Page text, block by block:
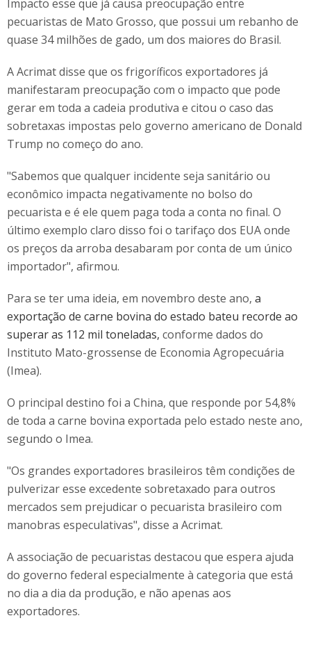
Impacto esse que já causa preocupação entre
pecuaristas de Mato Grosso, que possui um rebanho de
quase 34 milhões de gado, um dos maiores do Brasil.
A Acrimat disse que os frigoríficos exportadores já
manifestaram preocupação com o impacto que pode
gerar em toda a cadeia produtiva e citou o caso das
sobretaxas impostas pelo governo americano de Donald
Trump no começo do ano.
"Sabemos que qualquer incidente seja sanitário ou
econômico impacta negativamente no bolso do
pecuarista e é ele quem paga toda a conta no final. O
último exemplo claro disso foi o tarifaço dos EUA onde
os preços da arroba desabaram por conta de um único
importador", afirmou.
Para se ter uma ideia, em novembro deste ano, a
exportação de carne bovina do estado bateu recorde ao
superar as 112 mil toneladas, conforme dados do
Instituto Mato-grossense de Economia Agropecuária
(Imea).
O principal destino foi a China, que responde por 54,8%
de toda a carne bovina exportada pelo estado neste ano,
segundo o Imea.
"Os grandes exportadores brasileiros têm condições de
pulverizar esse excedente sobretaxado para outros
mercados sem prejudicar o pecuarista brasileiro com
manobras especulativas", disse a Acrimat.
A associação de pecuaristas destacou que espera ajuda
do governo federal especialmente à categoria que está
no dia a dia da produção, e não apenas aos
exportadores.